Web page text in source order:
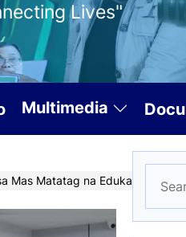
Lives"
Multimedia
Matatag na Edukasyon sa
for: